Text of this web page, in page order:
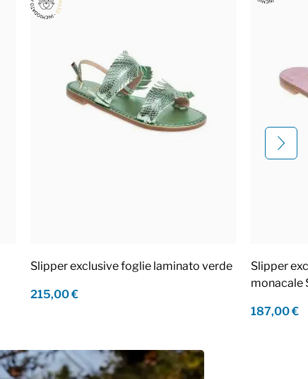
Slipper exclusive foglie laminato verde
215,00 €
Slipper
monacale
187,00 €